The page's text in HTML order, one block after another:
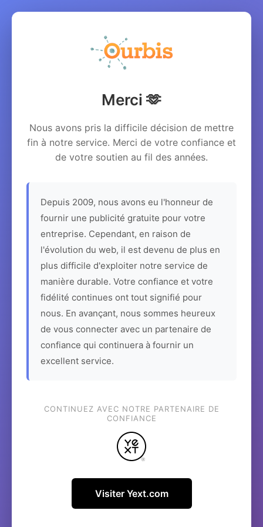
Merci 🫶
Nous avons pris la difficile décision de mettre
fin à notre service. Merci de votre confiance et
de votre soutien au fil des années.
Depuis 2009, nous avons eu l'honneur de
fournir une publicité gratuite pour votre
entreprise. Cependant, en raison de
l'évolution du web, il est devenu de plus en
plus difficile d'exploiter notre service de
manière durable. Votre confiance et votre
fidélité continues ont tout signifié pour
nous. En avançant, nous sommes heureux
de vous connecter avec un partenaire de
confiance qui continuera à fournir un
excellent service.
CONTINUEZ AVEC NOTRE PARTENAIRE DE
CONFIANCE
Visiter Yext.com